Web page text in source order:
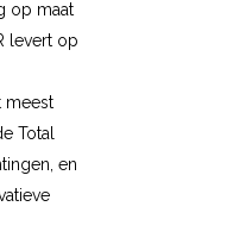
op maat
levert op
meest
Total
en